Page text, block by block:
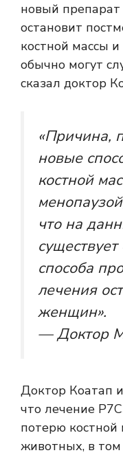
новый
остановит
костной массы
обычно могут
сказал доктор
«Причина,
новые
костной
что на
способа
лечения
женщин».
— Доктор
Доктор Коатап
что лечение
потерю костной
животных, в том